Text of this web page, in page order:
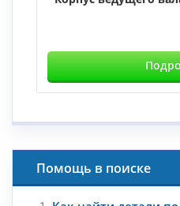
Помощь в поиске